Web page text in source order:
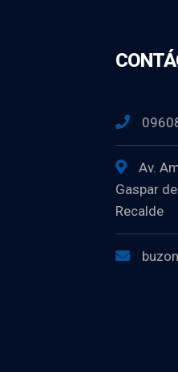
Av.
Gaspar
Recalde